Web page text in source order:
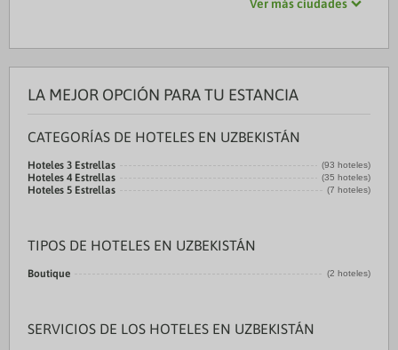
Ver más ciudades
LA MEJOR OPCIÓN PARA TU ESTANCIA
CATEGORÍAS DE HOTELES EN UZBEKISTÁN
Hoteles 3 Estrellas (93 hoteles)
Hoteles 4 Estrellas (35 hoteles)
Hoteles 5 Estrellas (7 hoteles)
TIPOS DE HOTELES EN UZBEKISTÁN
Boutique (2 hoteles)
SERVICIOS DE LOS HOTELES EN UZBEKISTÁN